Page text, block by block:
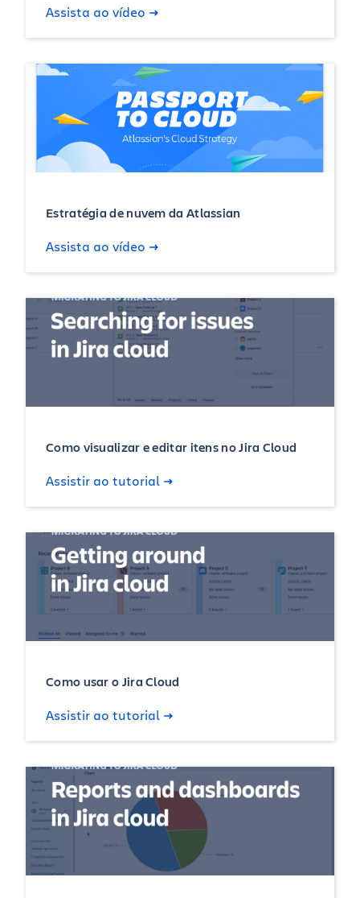
Assista ao vídeo
Estratégia de nuvem da Atlassian
Assista ao vídeo
Como visualizar e editar itens no Jira Cloud
Assistir ao tutorial
Como usar o Jira Cloud
Assistir ao tutorial